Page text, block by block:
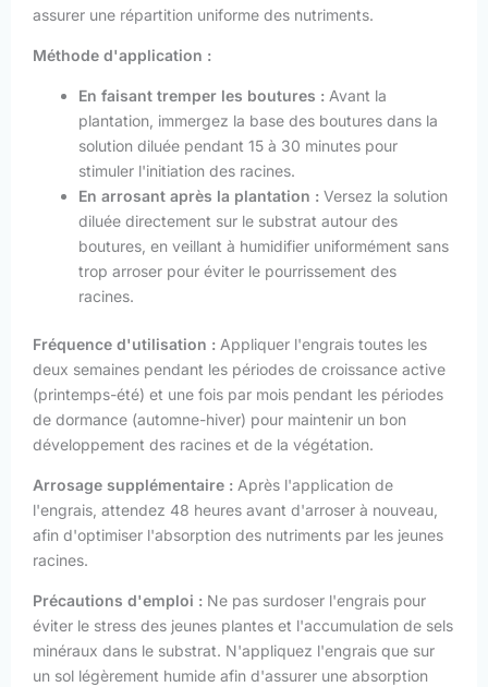
assurer une répartition uniforme des nutriments.
Méthode d'application :
En faisant tremper les boutures : Avant la
plantation, immergez la base des boutures dans la
solution diluée pendant 15 à 30 minutes pour
stimuler l'initiation des racines.
En arrosant après la plantation : Versez la solution
diluée directement sur le substrat autour des
boutures, en veillant à humidifier uniformément sans
trop arroser pour éviter le pourrissement des
racines.
Fréquence d'utilisation : Appliquer l'engrais toutes les
deux semaines pendant les périodes de croissance active
(printemps-été) et une fois par mois pendant les périodes
de dormance (automne-hiver) pour maintenir un bon
développement des racines et de la végétation.
Arrosage supplémentaire : Après l'application de
l'engrais, attendez 48 heures avant d'arroser à nouveau,
afin d'optimiser l'absorption des nutriments par les jeunes
racines.
Précautions d'emploi : Ne pas surdoser l'engrais pour
éviter le stress des jeunes plantes et l'accumulation de sels
minéraux dans le substrat. N'appliquez l'engrais que sur
un sol légèrement humide afin d'assurer une absorption